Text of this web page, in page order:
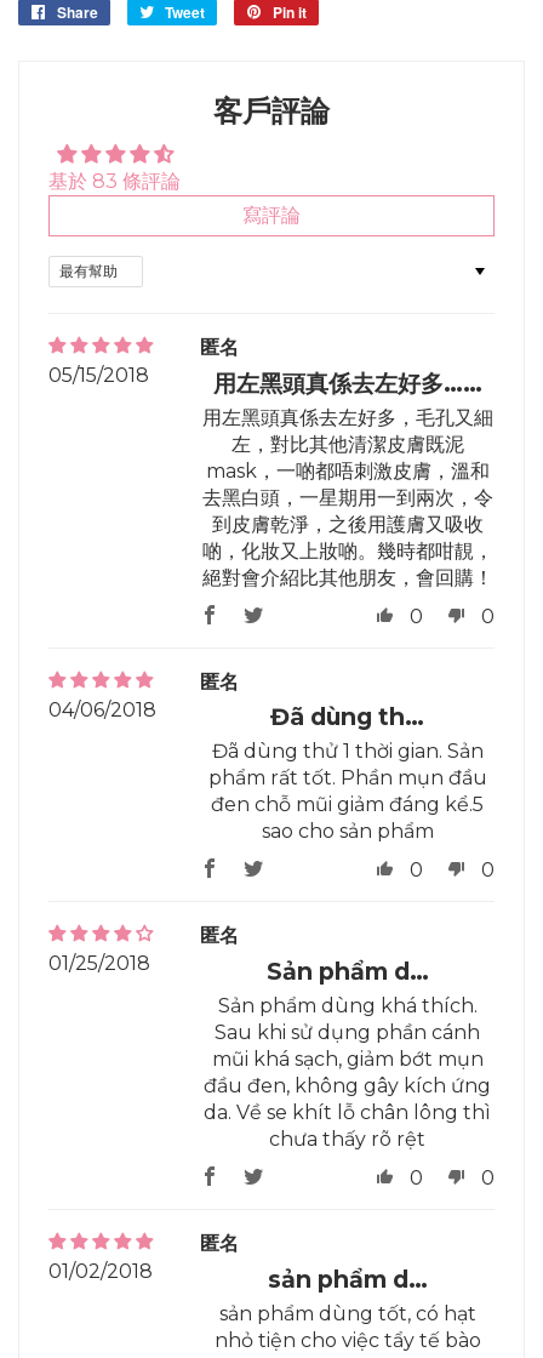
Share
Share
Tweet
Tweet
Pin it
客戶評論
基於 83 條評論
寫評論
05/15/2018
匿名
用左黑頭真係去左好多……
用左黑頭真係去左好多，毛孔又細
左，對比其他清潔皮膚既泥
mask，一啲都唔刺激皮膚，溫和
去黑白頭，一星期用一到兩次，令
到皮膚乾淨，之後用護膚又吸收
啲，化妝又上妝啲。幾時都咁靚，
絕對會介紹比其他朋友，會回購！
0
0
04/06/2018
匿名
Đã dùng th…
Đã dùng thử 1 thời gian. Sản
phẩm rất tốt. Phần mụn đầu
đen chỗ mũi giảm đáng kể.5
sao cho sản phẩm
0
0
01/25/2018
匿名
Sản phẩm d…
Sản phẩm dùng khá thích.
Sau khi sử dụng phần cánh
mũi khá sạch, giảm bớt mụn
đầu đen, không gây kích ứng
da. Về se khít lỗ chân lông thì
chưa thấy rõ rệt
0
0
01/02/2018
匿名
sản phẩm d…
sản phẩm dùng tốt, có hạt
nhỏ tiện cho việc tẩy tế bào